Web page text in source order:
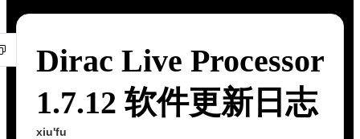
Dirac Live Processor
1.7.12 软件更新日志
xiu'fu